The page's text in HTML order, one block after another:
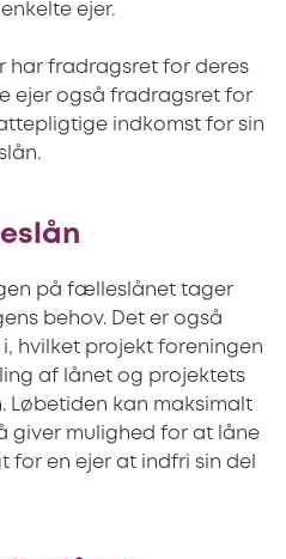
ejer.
har fradragsret for deres
ejer også fradragsret for
indkomst for sin
på fælleslånet tager
behov. Det er også
hvilket projekt foreningen
af lånet og projektets
Løbetiden kan maksimalt
giver mulighed for at låne
for en ejer at indfri sin del